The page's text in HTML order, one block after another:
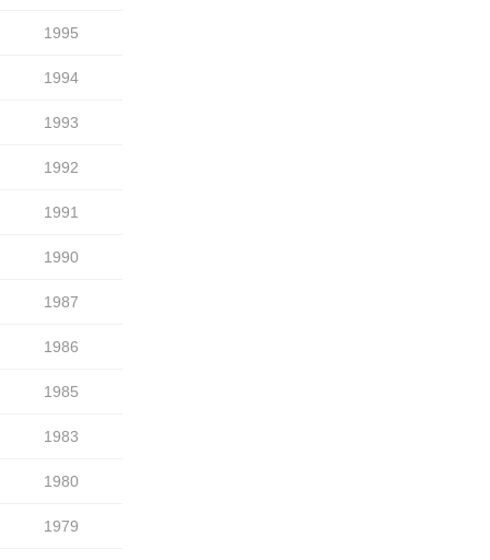
1995
1994
1993
1992
1991
1990
1987
1986
1985
1983
1980
1979